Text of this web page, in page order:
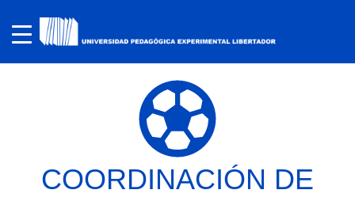
COORDINACIÓN DE